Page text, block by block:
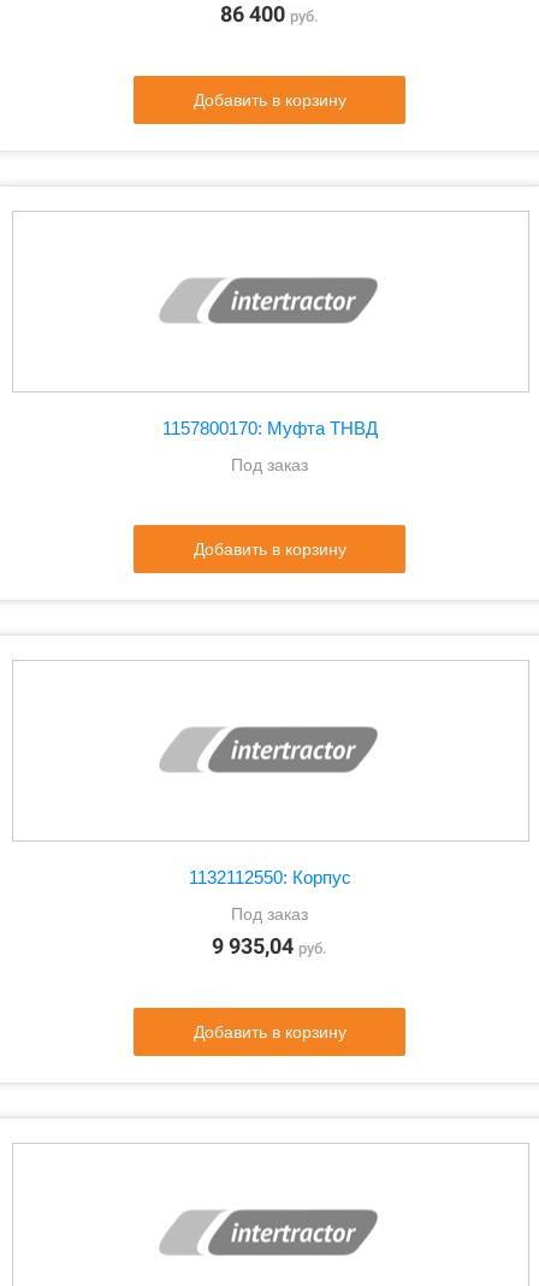
86 400 руб.
Добавить в корзину
1157800170: Муфта ТНВД
Под заказ
Добавить в корзину
1132112550: Корпус
Под заказ
9 935,04 руб.
Добавить в корзину